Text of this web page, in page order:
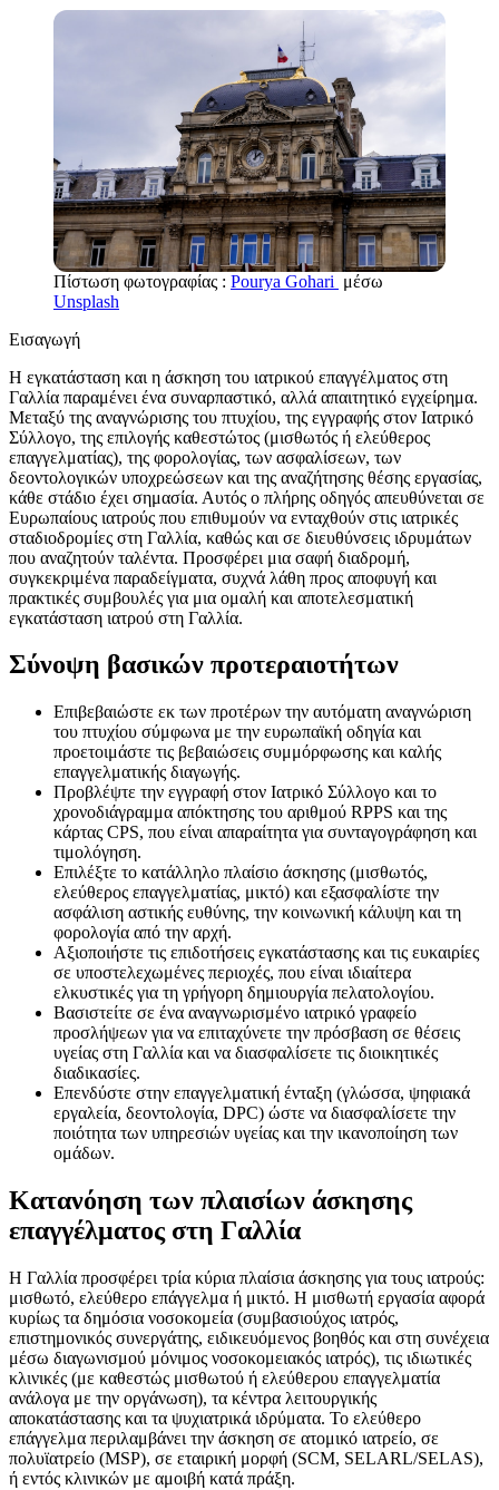
Πίστωση φωτογραφίας : Pourya Gohari μέσω
Unsplash
Εισαγωγή
Η εγκατάσταση και η άσκηση του ιατρικού επαγγέλματος στη
Γαλλία παραμένει ένα συναρπαστικό, αλλά απαιτητικό εγχείρημα.
Μεταξύ της αναγνώρισης του πτυχίου, της εγγραφής στον Ιατρικό
Σύλλογο, της επιλογής καθεστώτος (μισθωτός ή ελεύθερος
επαγγελματίας), της φορολογίας, των ασφαλίσεων, των
δεοντολογικών υποχρεώσεων και της αναζήτησης θέσης εργασίας,
κάθε στάδιο έχει σημασία. Αυτός ο πλήρης οδηγός απευθύνεται σε
Ευρωπαίους ιατρούς που επιθυμούν να ενταχθούν στις ιατρικές
σταδιοδρομίες στη Γαλλία, καθώς και σε διευθύνσεις ιδρυμάτων
που αναζητούν ταλέντα. Προσφέρει μια σαφή διαδρομή,
συγκεκριμένα παραδείγματα, συχνά λάθη προς αποφυγή και
πρακτικές συμβουλές για μια ομαλή και αποτελεσματική
εγκατάσταση ιατρού στη Γαλλία.
Σύνοψη βασικών προτεραιοτήτων
Επιβεβαιώστε εκ των προτέρων την αυτόματη αναγνώριση
του πτυχίου σύμφωνα με την ευρωπαϊκή οδηγία και
προετοιμάστε τις βεβαιώσεις συμμόρφωσης και καλής
επαγγελματικής διαγωγής.
Προβλέψτε την εγγραφή στον Ιατρικό Σύλλογο και το
χρονοδιάγραμμα απόκτησης του αριθμού RPPS και της
κάρτας CPS, που είναι απαραίτητα για συνταγογράφηση και
τιμολόγηση.
Επιλέξτε το κατάλληλο πλαίσιο άσκησης (μισθωτός,
ελεύθερος επαγγελματίας, μικτό) και εξασφαλίστε την
ασφάλιση αστικής ευθύνης, την κοινωνική κάλυψη και τη
φορολογία από την αρχή.
Αξιοποιήστε τις επιδοτήσεις εγκατάστασης και τις ευκαιρίες
σε υποστελεχωμένες περιοχές, που είναι ιδιαίτερα
ελκυστικές για τη γρήγορη δημιουργία πελατολογίου.
Βασιστείτε σε ένα αναγνωρισμένο ιατρικό γραφείο
προσλήψεων για να επιταχύνετε την πρόσβαση σε θέσεις
υγείας στη Γαλλία και να διασφαλίσετε τις διοικητικές
διαδικασίες.
Επενδύστε στην επαγγελματική ένταξη (γλώσσα, ψηφιακά
εργαλεία, δεοντολογία, DPC) ώστε να διασφαλίσετε την
ποιότητα των υπηρεσιών υγείας και την ικανοποίηση των
ομάδων.
Κατανόηση των πλαισίων άσκησης
επαγγέλματος στη Γαλλία
Η Γαλλία προσφέρει τρία κύρια πλαίσια άσκησης για τους ιατρούς:
μισθωτό, ελεύθερο επάγγελμα ή μικτό. Η μισθωτή εργασία αφορά
κυρίως τα δημόσια νοσοκομεία (συμβασιούχος ιατρός,
επιστημονικός συνεργάτης, ειδικευόμενος βοηθός και στη συνέχεια
μέσω διαγωνισμού μόνιμος νοσοκομειακός ιατρός), τις ιδιωτικές
κλινικές (με καθεστώς μισθωτού ή ελεύθερου επαγγελματία
ανάλογα με την οργάνωση), τα κέντρα λειτουργικής
αποκατάστασης και τα ψυχιατρικά ιδρύματα. Το ελεύθερο
επάγγελμα περιλαμβάνει την άσκηση σε ατομικό ιατρείο, σε
πολυϊατρείο (MSP), σε εταιρική μορφή (SCM, SELARL/SELAS),
ή εντός κλινικών με αμοιβή κατά πράξη.